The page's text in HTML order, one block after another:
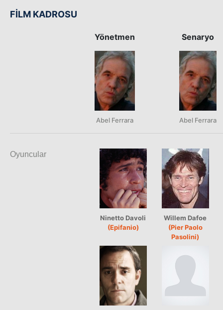
FİLM KADROSU
Yönetmen
Abel Ferrara
Senaryo
Abel Ferrara
Oyuncular
Ninetto Davoli
(Epifanio)
Willem Dafoe
(Pier Paolo
Pasolini)